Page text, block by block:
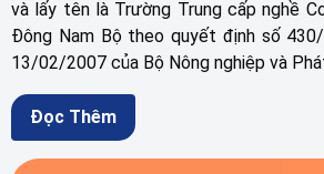
và lấy tên là Trường Trung cấp nghề
Đông Nam Bộ theo quyết định số
13/02/2007 của Bộ Nông nghiệp và
Đọc Thêm